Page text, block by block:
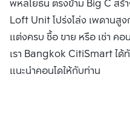
พหลโยธิน ตรงข้าม Big C สร้
Loft Unit โปร่งโล่ง เพดานสูง
แต่งครบ ซื้อ ขาย หรือ เช่า คอ
เรา Bangkok CitiSmart ได้ทั
แนะนำคอนโดให้กับท่าน